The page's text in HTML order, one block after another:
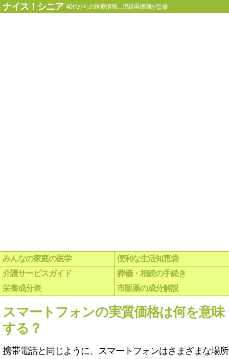
ナイス！シニア 40代からの医療情報…現役看護師が監修
みんなの家庭の医学
便利な生活知恵袋
介護サービスガイド
葬儀・相続の手続き
栄養成分表
市販薬の成分解説
スマートフォンの実質価格は何を意味
する？
携帯電話と同じように、スマートフォンはさまざまな場所